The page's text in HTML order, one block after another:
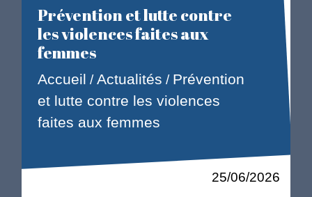
Prévention et lutte contre
les violences faites aux
femmes
Accueil /Actualités / Prévention
et lutte contre les violences
faites aux femmes
25/06/2026